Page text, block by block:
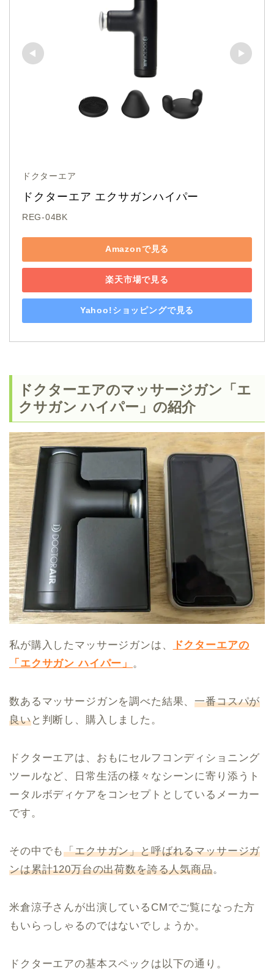
ドクターエア
ドクターエア エクサガンハイパー
REG-04BK
Amazonで見る
楽天市場で見る
Yahoo!ショッピングで見る
ドクターエアのマッサージガン「エ
クサガン ハイパー」の紹介
私が購入したマッサージガンは、
ドクターエアの
「エクサガン ハイパー」 。
数あるマッサージガンを調べた結果、一番コスパが
良いと判断し、購入しました。
ドクターエアは、おもにセルフコンディショニング
ツールなど、日常生活の様々なシーンに寄り添うト
ータルボディケアをコンセプトとしているメーカー
です。
その中でも「エクサガン」と呼ばれるマッサージガ
ンは累計120万台の出荷数を誇る人気商品。
米倉涼子さんが出演しているCMでご覧になった方
もいらっしゃるのではないでしょうか。
ドクターエアの基本スペックは以下の通り。